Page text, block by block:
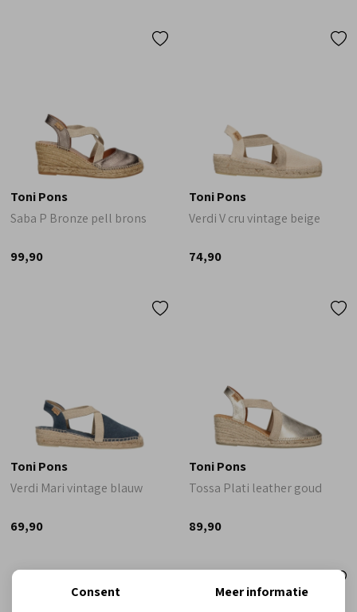
Toni Pons
Saba P Bronze pell brons
99,90
Toni Pons
Verdi V cru vintage beige
74,90
Toni Pons
Verdi Mari vintage blauw
69,90
Toni Pons
Tossa Plati leather goud
89,90
Consent Meer informatie